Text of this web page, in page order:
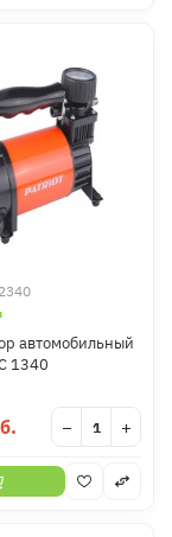
автомобильный
1340
− +